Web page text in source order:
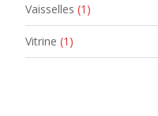
Vaisselles (1)
Vitrine (1)